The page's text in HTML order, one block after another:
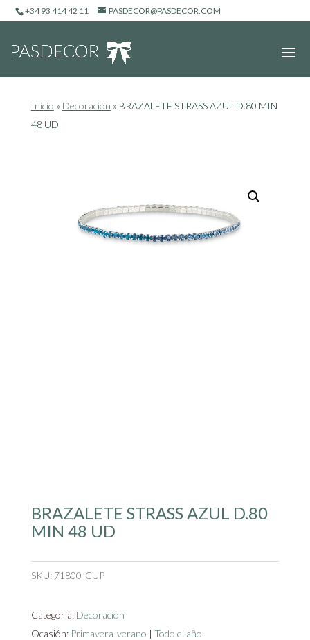
+34 93 414 42 11 PASDECOR@PASDECOR.COM
Inicio » Decoración » BRAZALETE STRASS AZUL D.80 MIN
48 UD
BRAZALETE STRASS AZUL D.80
MIN 48 UD
SKU: 71800-CUP
Categoría: Decoración
Ocasión: Primavera-verano | Todo el año